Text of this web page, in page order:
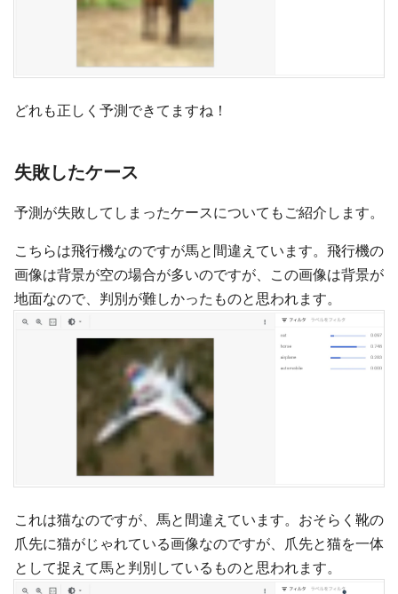
どれも正しく予測できてますね！
失敗したケース
予測が失敗してしまったケースについてもご紹介します。
こちらは飛行機なのですが馬と間違えています。飛行機の
画像は背景が空の場合が多いのですが、この画像は背景が
地面なので、判別が難しかったものと思われます。
これは猫なのですが、馬と間違えています。おそらく靴の
爪先に猫がじゃれている画像なのですが、爪先と猫を一体
として捉えて馬と判別しているものと思われます。